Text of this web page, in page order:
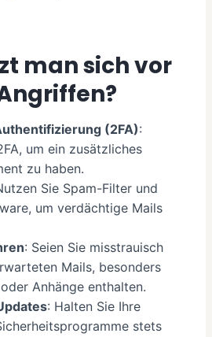
man sich vor
(2FA):
um ein zusätzliches
zu haben.
Sie Spam-Filter und
um verdächtige Mails
: Seien Sie misstrauisch
Mails, besonders
Anhänge enthalten.
: Halten Sie Ihre
stets